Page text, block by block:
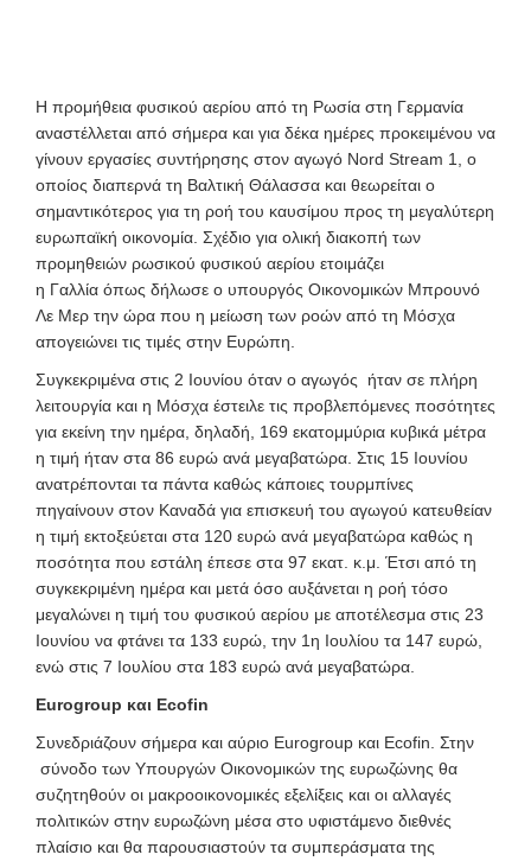
Η προμήθεια φυσικού αερίου από τη Ρωσία στη Γερμανία
αναστέλλεται από σήμερα και για δέκα ημέρες προκειμένου να
γίνουν εργασίες συντήρησης στον αγωγό Nord Stream 1, ο
οποίος διαπερνά τη Βαλτική Θάλασσα και θεωρείται ο
σημαντικότερος για τη ροή του καυσίμου προς τη μεγαλύτερη
ευρωπαϊκή οικονομία. Σχέδιο για ολική διακοπή των
προμηθειών ρωσικού φυσικού αερίου ετοιμάζει
η Γαλλία όπως δήλωσε ο υπουργός Οικονομικών Μπρουνό
Λε Μερ την ώρα που η μείωση των ροών από τη Μόσχα
απογειώνει τις τιμές στην Ευρώπη.
Συγκεκριμένα στις 2 Ιουνίου όταν ο αγωγός ήταν σε πλήρη
λειτουργία και η Μόσχα έστειλε τις προβλεπόμενες ποσότητες
για εκείνη την ημέρα, δηλαδή, 169 εκατομμύρια κυβικά μέτρα
η τιμή ήταν στα 86 ευρώ ανά μεγαβατώρα. Στις 15 Ιουνίου
ανατρέπονται τα πάντα καθώς κάποιες τουρμπίνες
πηγαίνουν στον Καναδά για επισκευή του αγωγού κατευθείαν
η τιμή εκτοξεύεται στα 120 ευρώ ανά μεγαβατώρα καθώς η
ποσότητα που εστάλη έπεσε στα 97 εκατ. κ.μ. Έτσι από τη
συγκεκριμένη ημέρα και μετά όσο αυξάνεται η ροή τόσο
μεγαλώνει η τιμή του φυσικού αερίου με αποτέλεσμα στις 23
Ιουνίου να φτάνει τα 133 ευρώ, την 1η Ιουλίου τα 147 ευρώ,
ενώ στις 7 Ιουλίου στα 183 ευρώ ανά μεγαβατώρα.
Eurogroup και Ecofin
Συνεδριάζουν σήμερα και αύριο Eurogroup και Ecofin. Στην
σύνοδο των Υπουργών Οικονομικών της ευρωζώνης θα
συζητηθούν οι μακροοικονομικές εξελίξεις και οι αλλαγές
πολιτικών στην ευρωζώνη μέσα στο υφιστάμενο διεθνές
πλαίσιο και θα παρουσιαστούν τα συμπεράσματα της